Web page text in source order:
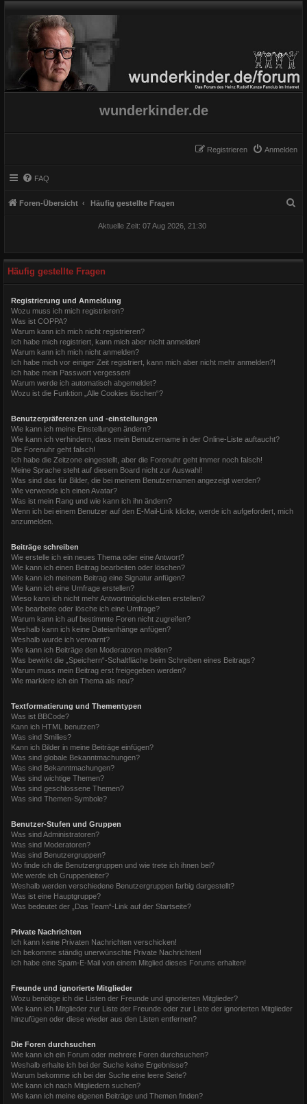
wunderkinder.de
Anmelden
Registrieren
FAQ
Foren-Übersicht Häufig gestellte Fragen
Aktuelle Zeit: 07 Aug 2026, 21:30
Häufig gestellte Fragen
Registrierung und Anmeldung
Wozu muss ich mich registrieren?
Was ist COPPA?
Warum kann ich mich nicht registrieren?
Ich habe mich registriert, kann mich aber nicht anmelden!
Warum kann ich mich nicht anmelden?
Ich habe mich vor einiger Zeit registriert, kann mich aber nicht mehr anmelden?!
Ich habe mein Passwort vergessen!
Warum werde ich automatisch abgemeldet?
Wozu ist die Funktion „Alle Cookies löschen“?
Benutzerpräferenzen und -einstellungen
Wie kann ich meine Einstellungen ändern?
Wie kann ich verhindern, dass mein Benutzername in der Online-Liste auftaucht?
Die Forenuhr geht falsch!
Ich habe die Zeitzone eingestellt, aber die Forenuhr geht immer noch falsch!
Meine Sprache steht auf diesem Board nicht zur Auswahl!
Was sind das für Bilder, die bei meinem Benutzernamen angezeigt werden?
Wie verwende ich einen Avatar?
Was ist mein Rang und wie kann ich ihn ändern?
Wenn ich bei einem Benutzer auf den E-Mail-Link klicke, werde ich aufgefordert, mich
anzumelden.
Beiträge schreiben
Wie erstelle ich ein neues Thema oder eine Antwort?
Wie kann ich einen Beitrag bearbeiten oder löschen?
Wie kann ich meinem Beitrag eine Signatur anfügen?
Wie kann ich eine Umfrage erstellen?
Wieso kann ich nicht mehr Antwortmöglichkeiten erstellen?
Wie bearbeite oder lösche ich eine Umfrage?
Warum kann ich auf bestimmte Foren nicht zugreifen?
Weshalb kann ich keine Dateianhänge anfügen?
Weshalb wurde ich verwarnt?
Wie kann ich Beiträge den Moderatoren melden?
Was bewirkt die „Speichern“-Schaltfläche beim Schreiben eines Beitrags?
Warum muss mein Beitrag erst freigegeben werden?
Wie markiere ich ein Thema als neu?
Textformatierung und Thementypen
Was ist BBCode?
Kann ich HTML benutzen?
Was sind Smilies?
Kann ich Bilder in meine Beiträge einfügen?
Was sind globale Bekanntmachungen?
Was sind Bekanntmachungen?
Was sind wichtige Themen?
Was sind geschlossene Themen?
Was sind Themen-Symbole?
Benutzer-Stufen und Gruppen
Was sind Administratoren?
Was sind Moderatoren?
Was sind Benutzergruppen?
Wo finde ich die Benutzergruppen und wie trete ich ihnen bei?
Wie werde ich Gruppenleiter?
Weshalb werden verschiedene Benutzergruppen farbig dargestellt?
Was ist eine Hauptgruppe?
Was bedeutet der „Das Team“-Link auf der Startseite?
Private Nachrichten
Ich kann keine Privaten Nachrichten verschicken!
Ich bekomme ständig unerwünschte Private Nachrichten!
Ich habe eine Spam-E-Mail von einem Mitglied dieses Forums erhalten!
Freunde und ignorierte Mitglieder
Wozu benötige ich die Listen der Freunde und ignorierten Mitglieder?
Wie kann ich Mitglieder zur Liste der Freunde oder zur Liste der ignorierten Mitglieder
hinzufügen oder diese wieder aus den Listen entfernen?
Die Foren durchsuchen
Wie kann ich ein Forum oder mehrere Foren durchsuchen?
Weshalb erhalte ich bei der Suche keine Ergebnisse?
Warum bekomme ich bei der Suche eine leere Seite?
Wie kann ich nach Mitgliedern suchen?
Wie kann ich meine eigenen Beiträge und Themen finden?